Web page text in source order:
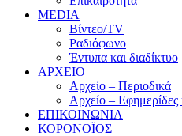
MEDIA
Βίντεο/TV
Ραδιόφωνο
Έντυπα και διαδίκτυο
ΑΡΧΕΙΟ
Αρχείο – Περιοδικά
Αρχείο – Εφημερίδες
ΕΠΙΚΟΙΝΩΝΙΑ
ΚΟΡΟΝΟΪΟΣ